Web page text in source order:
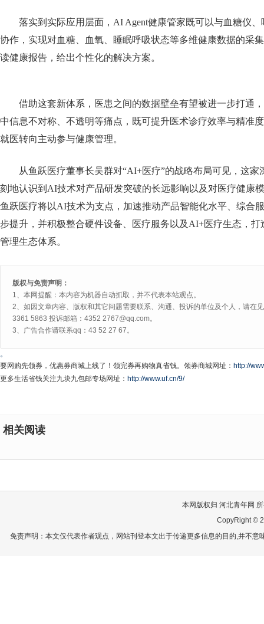
落实到实际应用层面，AI Agent健康管家既可以与血糖仪
协作，实现对血糖、血氧、睡眠呼吸状态等多维健康数据的采
读健康报告，给出个性化的解决方案。
借助这套新体系，医患之间的数据壁垒有望被进一步打通
中信息不对称、不透明等痛点，既可提升医术诊疗效率与精准
就医转向主动参与健康管理。
从鱼跃医疗董事长吴群对“AI+医疗”的战略布局可见，这
刻地认识到AI技术对产品研发突破的长远影响以及对医疗健康
鱼跃医疗将以AI技术为支点，加速推动产品智能化水平、综合
步提升，并积极整合硬件设备、医疗服务以及AI+医疗生态，
管理生态体系。
版权与免责声明：
1、本网提醒：本内容为机器自动抓取，并不代表本站观点。
2、如因文章内容、版权和其它问题需要联系、沟通、投诉的单位及个人，请在
3361 5863 投诉邮箱：4352 2767@qq.com。
3、广告合作请联系qq：43 52 27 67。
。
要网购先领券，优惠券商城上线了！领完券再购物真省钱。领券商城网址： http://
更多生活省钱关注九块九包邮专场网址： http://www.uf.cn/9/
相关阅读
本网版权归 河北青年网
CopyRight ©
免责声明：本文仅代表作者观点，网站刊登本文出于传递更多信息的目的,并不